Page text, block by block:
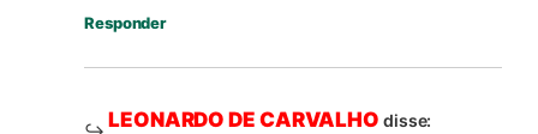
Responder
LEONARDO DE CARVALHO disse: